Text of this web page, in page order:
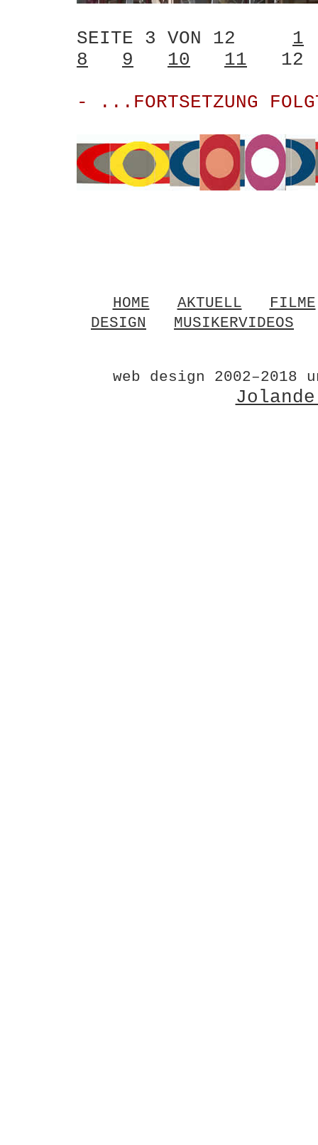
SEITE 3 VON 12 1
8
9 10 11 12
- ...FORTSETZUNG
HOME AKTUELL
FILME
DESIGN
MUSIKERVIDEOS
web design 2002–2018